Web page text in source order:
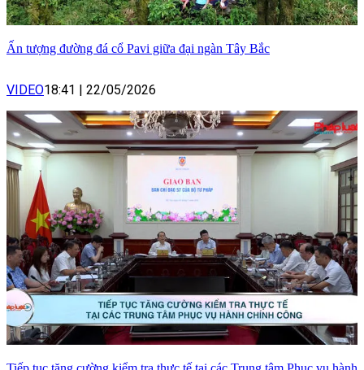
Ấn tượng đường đá cổ Pavi giữa đại ngàn Tây Bắc
VIDEO18:41 22/05/2026